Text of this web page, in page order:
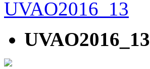
UVAO2016_13